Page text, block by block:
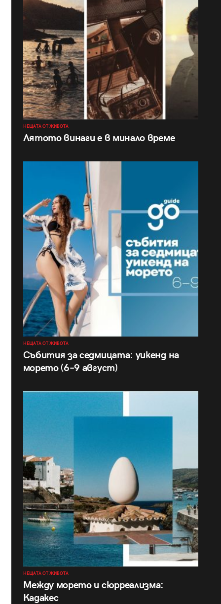
НЕЩАТА ОТ ЖИВОТА
Лятото винаги е в минало време
НЕЩАТА ОТ ЖИВОТА
Събития за седмицата: уикенд на
морето (6–9 август)
НЕЩАТА ОТ ЖИВОТА
Между морето и сюрреализма:
Кадакес